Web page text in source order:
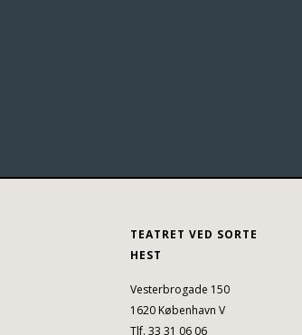
TEATRET VED SORTE
HEST
Vesterbrogade 150
1620 København V
Tlf. 33 31 06 06